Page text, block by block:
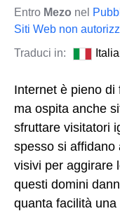
Entro Mezo nel
Siti Web non
Traduci in:
Internet è pieno di
ma ospita anche
sfruttare visitatori
spesso si affidano
visivi per aggirare
questi domini
quanta facilità